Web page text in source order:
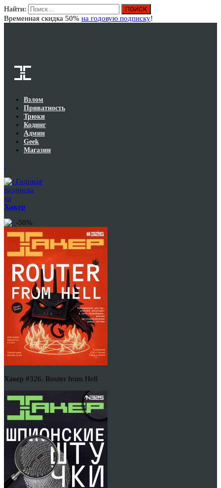
Найти:
Временная скидка 50% на годовую подписку!
Взлом
Приватность
Трюки
Кодинг
Админ
Geek
Магазин
Годовая
подписка
на
Хакер
-50%
Хакер #326. Router from Hell